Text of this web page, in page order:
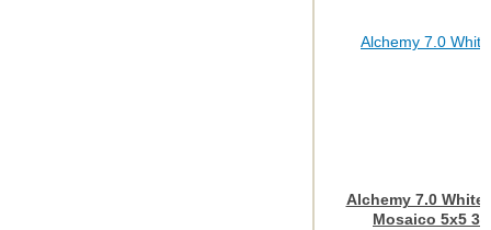
Alchemy 7.0 White
Mosaico 5x5